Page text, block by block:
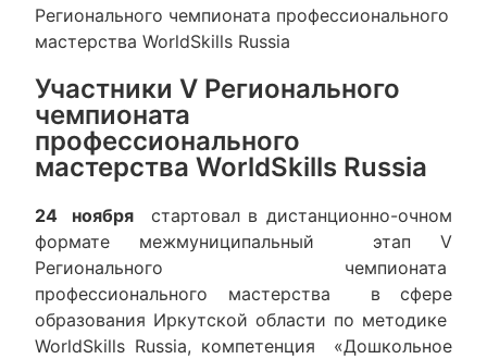
Регионального чемпионата профессионального
мастерства WorldSkills Russia
Участники V Регионального
чемпионата
профессионального
мастерства WorldSkills Russia
24 ноября стартовал в дистанционно-очном
формате межмуниципальный этап V
Регионального чемпионата
профессионального мастерства в сфере
образования Иркутской области по методике
WorldSkills Russia, компетенция «Дошкольное